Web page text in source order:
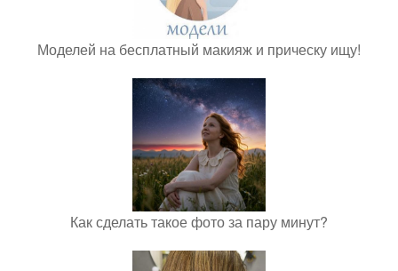
Моделей на бесплатный макияж и прическу ищу!
Как сделать такое фото за пару минут?